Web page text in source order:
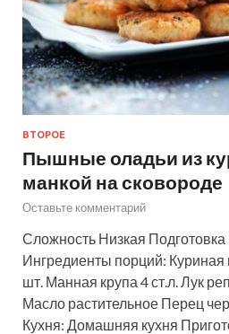
ВТОРОЕ
Пышные оладьи из
манкой на сковороде
Оставьте комментарий
Сложность Низкая
Ингредиенты порций: Куриная
шт. Манная крупа 4 ст.л. Лук
Масло растительное Перец
Кухня: Домашняя кухня